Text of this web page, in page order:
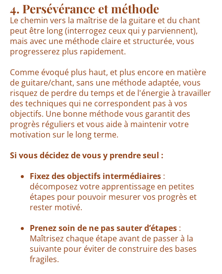
4. Persévérance et méthode
Le chemin vers la maîtrise de la guitare et du chant
peut être long (interrogez ceux qui y parviennent),
mais avec une méthode claire et structurée, vous
progresserez plus rapidement.
Comme évoqué plus haut, et plus encore en matière
de guitare/chant, sans une méthode adaptée, vous
risquez de perdre du temps et de l'énergie à travailler
des techniques qui ne correspondent pas à vos
objectifs. Une bonne méthode vous garantit des
progrès réguliers et vous aide à maintenir votre
motivation sur le long terme.
Si vous décidez de vous y prendre seul :
Fixez des objectifs intermédiaires :
décomposez votre apprentissage en petites
étapes pour pouvoir mesurer vos progrès et
rester motivé.
Prenez soin de ne pas sauter d’étapes :
Maîtrisez chaque étape avant de passer à la
suivante pour éviter de construire des bases
fragiles.